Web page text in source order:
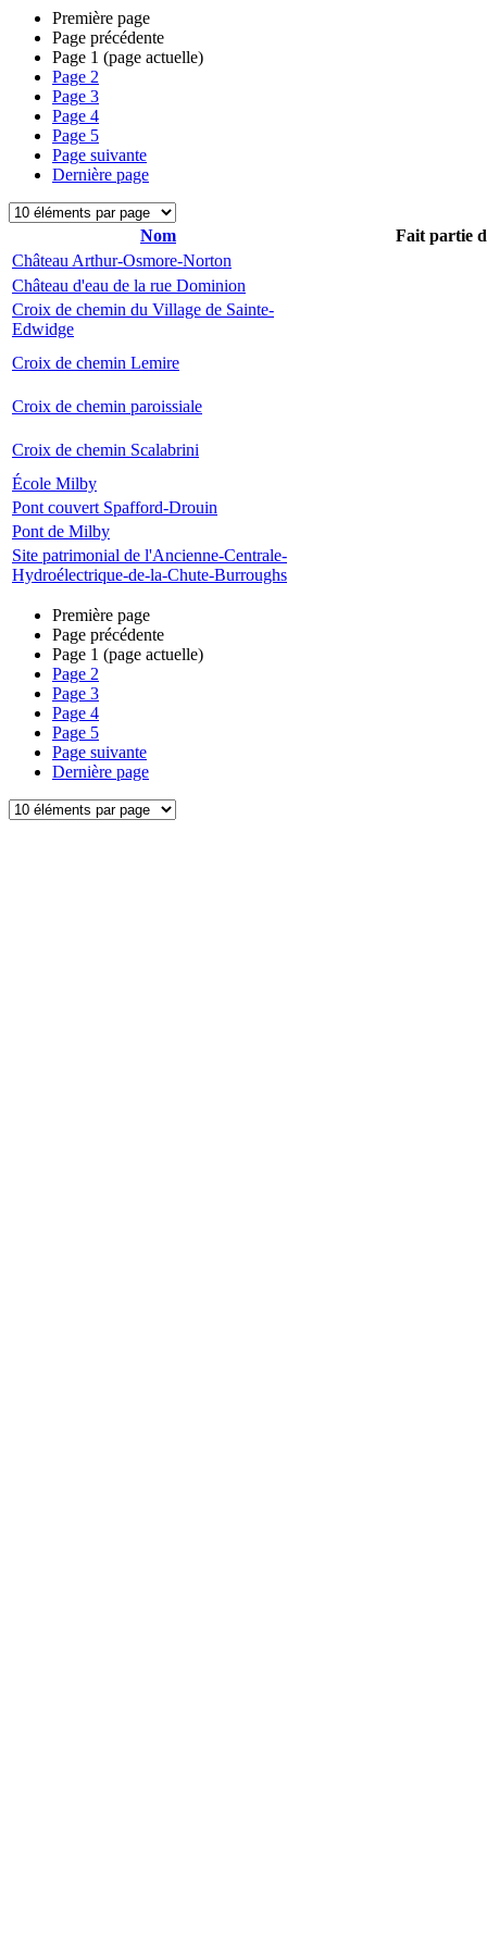
Première page
Page précédente
Page 1 (page actuelle)
Page 2
Page 3
Page 4
Page 5
Page suivante
Dernière page
Nom
Fait partie
Château Arthur-Osmore-Norton
Château d'eau de la rue Dominion
Croix de chemin du Village de Sainte-
Edwidge
Croix de chemin Lemire
Croix de chemin paroissiale
Croix de chemin Scalabrini
École Milby
Pont couvert Spafford-Drouin
Pont de Milby
Site patrimonial de l'Ancienne-Centrale-
Hydroélectrique-de-la-Chute-Burroughs
Première page
Page précédente
Page 1 (page actuelle)
Page 2
Page 3
Page 4
Page 5
Page suivante
Dernière page